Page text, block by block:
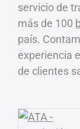
servicio de
más de 100
país.
experiencia
de clientes